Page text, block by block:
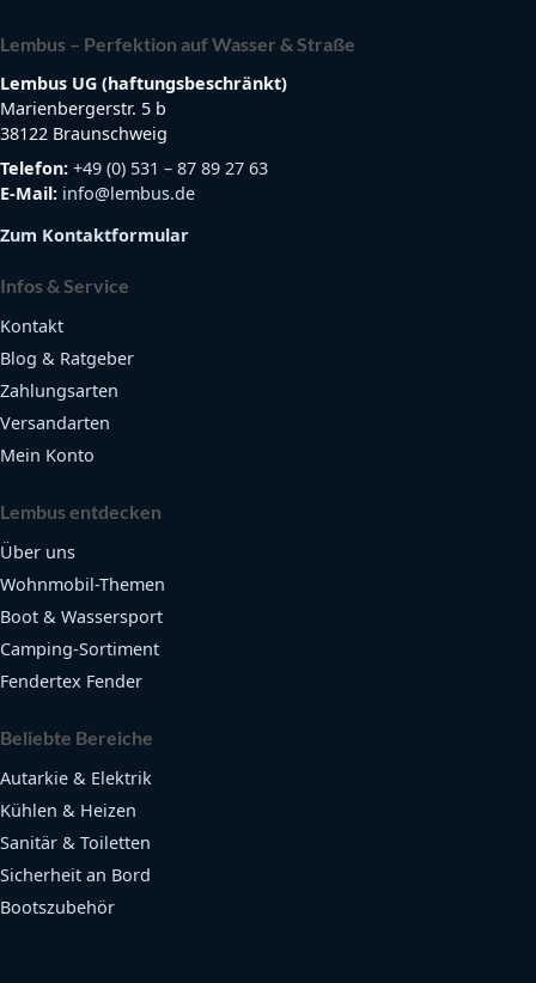
Lembus – Perfektion auf Wasser & Straße
Lembus UG (haftungsbeschränkt)
Marienbergerstr. 5 b
38122 Braunschweig
Telefon: +49 (0) 531 – 87 89 27 63
E-Mail: info@lembus.de
Zum Kontaktformular
Infos & Service
Kontakt
Blog & Ratgeber
Zahlungsarten
Versandarten
Mein Konto
Lembus entdecken
Über uns
Wohnmobil-Themen
Boot & Wassersport
Camping-Sortiment
Fendertex Fender
Beliebte Bereiche
Autarkie & Elektrik
Kühlen & Heizen
Sanitär & Toiletten
Sicherheit an Bord
Bootszubehör